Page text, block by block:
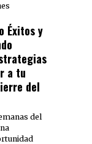
Éxitos y
a tu
del
del